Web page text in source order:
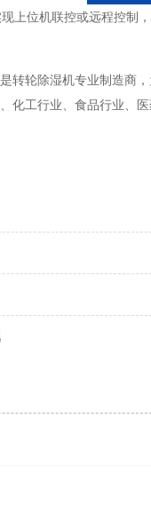
现上位机联控或远程控制
除湿机专业制造商，
行业、食品行业、